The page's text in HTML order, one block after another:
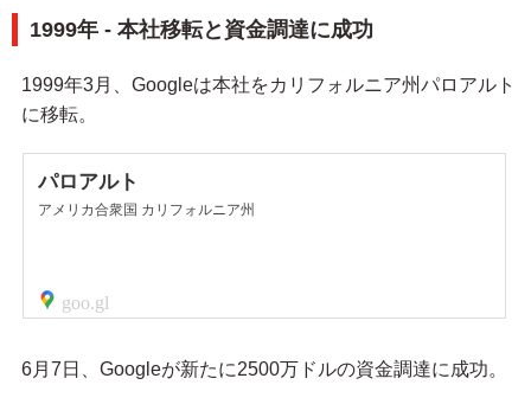
1999年 - 本社移転と資金調達に成功
1999年3月、Googleは本社をカリフォルニア州パロアルト
に移転。
6月7日、Googleが新たに2500万ドルの資金調達に成功。